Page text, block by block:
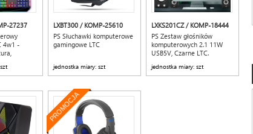
27237
4w1 -
LXBT300 / KOMP-25610
PS Słuchawki komputerowe
gamingowe LTC
jednostka miary: szt
LXKS201CZ / KOMP-18444
PS Zestaw głośników
komputerowych 2.1 11W
USB5V, Czarne LTC.
jednostka miary: szt
PROMOCJA